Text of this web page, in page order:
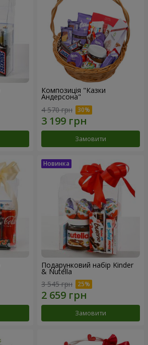
Композиція "Казки
Андерсона"
4 570 грн
Замовити
Подарунковий набір Kinder
& Nutella
3 545 грн
Замовити